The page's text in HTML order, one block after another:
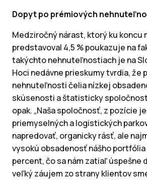
Dopyt po prémiových
Medziročný nárast, ktorý ku koncu
predstavoval 4,5 % poukazuje na
takýchto nehnuteľnostiach je na
Hoci nedávne prieskumy tvrdia, že
nehnuteľnosti čelia nízkej
skúsenosti a štatisticky
opak. „Naša spoločnosť, z pozície
priemyselných a logistických
napredovať, organicky rásť, ale
vysokú obsadenosť nášho portfólia
percent, čo sa nám zatiaľ úspešne
veľký záujem zo strany klientov